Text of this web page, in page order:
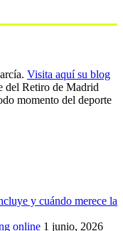
Visita aquí su blog
del Retiro de Madrid
momento del deporte
y cuándo merece la
online 1 junio, 2026